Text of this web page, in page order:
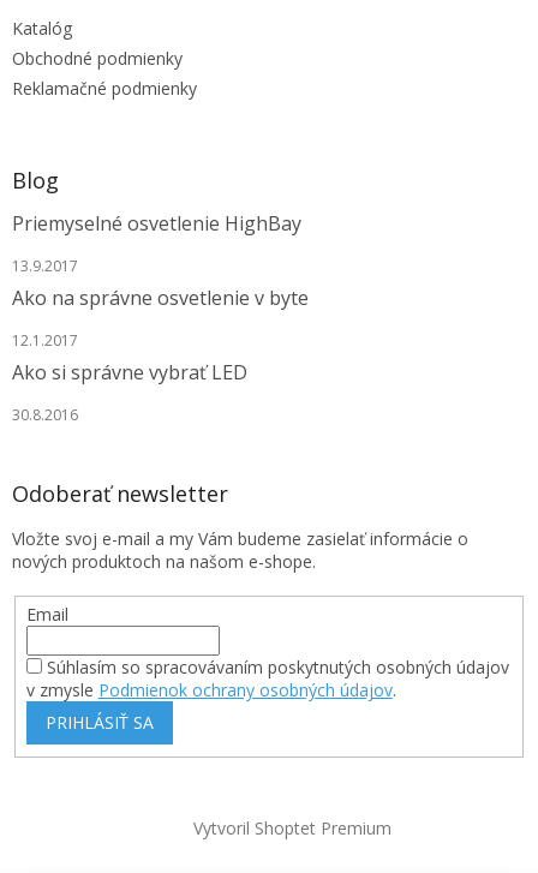
Katalóg
Obchodné podmienky
Reklamačné podmienky
Blog
Priemyselné osvetlenie HighBay
13.9.2017
Ako na správne osvetlenie v byte
12.1.2017
Ako si správne vybrať LED
30.8.2016
Odoberať newsletter
Vložte svoj e-mail a my Vám budeme zasielať informácie o
nových produktoch na našom e-shope.
Email
Súhlasím so spracovávaním poskytnutých osobných údajov
v zmysle Podmienok ochrany osobných údajov.
PRIHLÁSIŤ SA
Vytvoril Shoptet Premium